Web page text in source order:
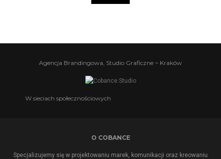
Agencja Brandingowa, Studio Graficzne ~ Kraków
W sieciach społecznościowych
O COBANCE
Specjalizujemy się w projektowaniu marek, komunikacji oraz kreowaniu